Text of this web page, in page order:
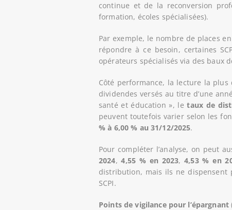
continue et de la reconversion
formation, écoles spécialisées).
Par exemple, le nombre de places
répondre à ce besoin, certaines
opérateurs spécialisés via des baux
Côté performance, la lecture la
dividendes versés au titre d’une
santé et éducation », letaux de
peuvent toutefois varier selon les
% à 6,00 % au 31/12/2025.
Pour compléter l’analyse, on peut
2024,4,55 % en 2023,4,53 % en
distribution, mais ils ne dispensent
SCPI.
Points de vigilance pour l’épargnant